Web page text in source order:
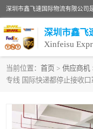
深圳市鑫飞
Xinfeisu
当前位置： 首页 > 供应商机
专线 国际快递都停止接收口
联邦快递
俄罗斯快递